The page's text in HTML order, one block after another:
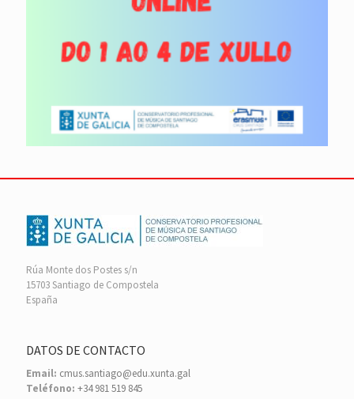
Rúa Monte dos Postes s/n
15703 Santiago de Compostela
España
DATOS DE CONTACTO
Email: cmus.santiago@edu.xunta.gal
Teléfono: +34 981 519 845